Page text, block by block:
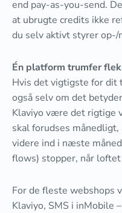
end pay-as-you-send.
at ubrugte credits ikke
du selv aktivt styrer op-/
Én platform trumfer
Hvis det vigtigste for dit
også selv om det
Klaviyo være det rigtige
skal forudses
videre ind i næste
flows) stopper, når
For de fleste webshops
Klaviyo, SMS i inMobile